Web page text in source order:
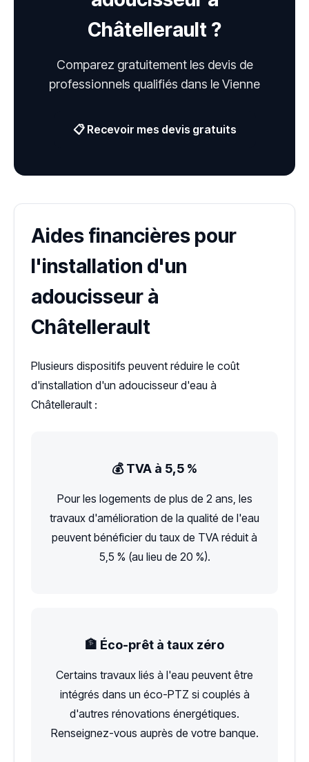
Châtellerault ?
Comparez gratuitement les devis de
professionnels qualifiés dans le Vienne
📋 Recevoir mes devis gratuits
Aides financières pour
l'installation d'un
adoucisseur à
Châtellerault
Plusieurs dispositifs peuvent réduire le coût
d'installation d'un adoucisseur d'eau à
Châtellerault :
💰 TVA à 5,5 %
Pour les logements de plus de 2 ans, les
travaux d'amélioration de la qualité de l'eau
peuvent bénéficier du taux de TVA réduit à
5,5 % (au lieu de 20 %).
🏦 Éco-prêt à taux zéro
Certains travaux liés à l'eau peuvent être
intégrés dans un éco-PTZ si couplés à
d'autres rénovations énergétiques.
Renseignez-vous auprès de votre banque.